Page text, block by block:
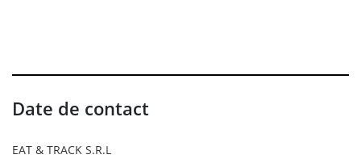
Date de contact
EAT & TRACK S.R.L